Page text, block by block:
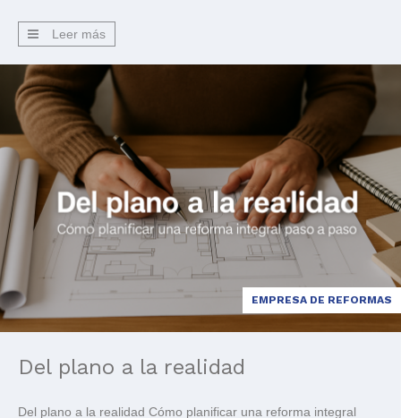
Leer más
EMPRESA DE REFORMAS
Del plano a la realidad
Del plano a la realidad Cómo planificar una reforma integral